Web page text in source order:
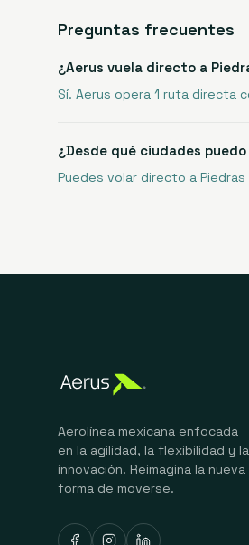
Preguntas frecuentes
¿Aerus vuela directo a
Sí. Aerus opera 1 ruta directa
¿Desde qué ciudades
Puedes volar directo a
Aerolínea mexicana enfocada
en la agilidad, la flexibilidad y la
innovación. Reimagina la nueva
forma de moverse.